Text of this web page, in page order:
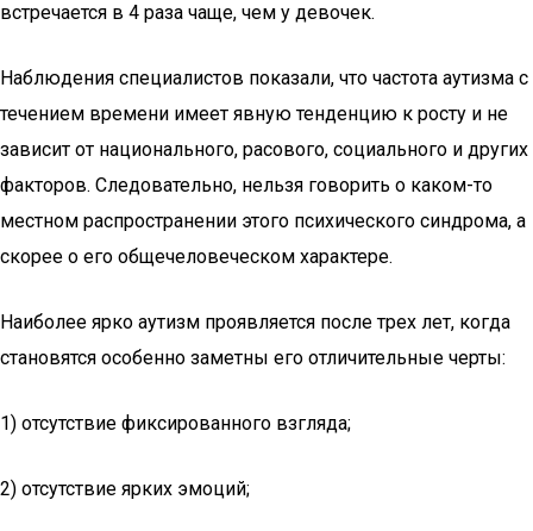
встречается в 4 раза чаще, чем у девочек.
Наблюдения специалистов показали, что частота аутизма с
течением времени имеет явную тенденцию к росту и не
зависит от национального, расового, социального и других
факторов. Следовательно, нельзя говорить о каком-то
местном распространении этого психического синдрома, а
скорее о его общечеловеческом характере.
Наиболее ярко аутизм проявляется после трех лет, когда
становятся особенно заметны его отличительные черты:
1) отсутствие фиксированного взгляда;
2) отсутствие ярких эмоций;